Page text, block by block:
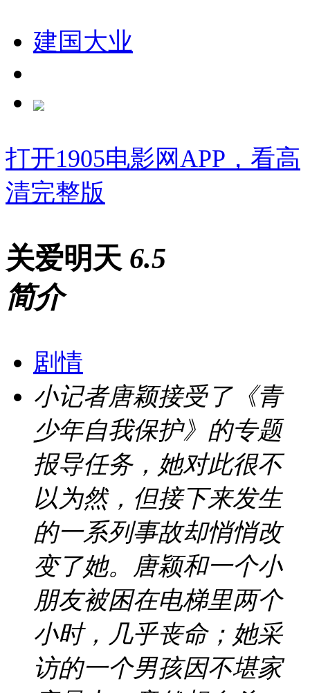
建国大业
打开1905电影网APP，看高
清完整版
关爱明天 6.5
简介
剧情
小记者唐颖接受了《青
少年自我保护》的专题
报导任务，她对此很不
以为然，但接下来发生
的一系列事故却悄悄改
变了她。唐颖和一个小
朋友被困在电梯里两个
小时，几乎丧命；她采
访的一个男孩因不堪家